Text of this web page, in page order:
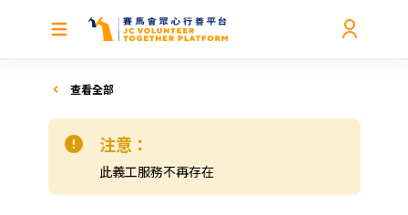
查看全部
注意：
此義工服務不再存在